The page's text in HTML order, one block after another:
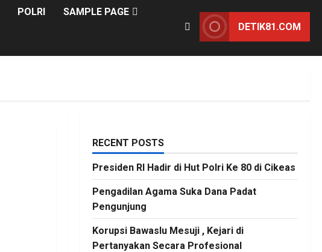
POLRI SAMPLE PAGE
DETIK81.COM
RECENT POSTS
Presiden RI Hadir di Hut Polri Ke 80 di Cikeas
Pengadilan Agama Suka Dana Padat
Pengunjung
Korupsi Bawaslu Mesuji , Kejari di
Pertanyakan Secara Profesional